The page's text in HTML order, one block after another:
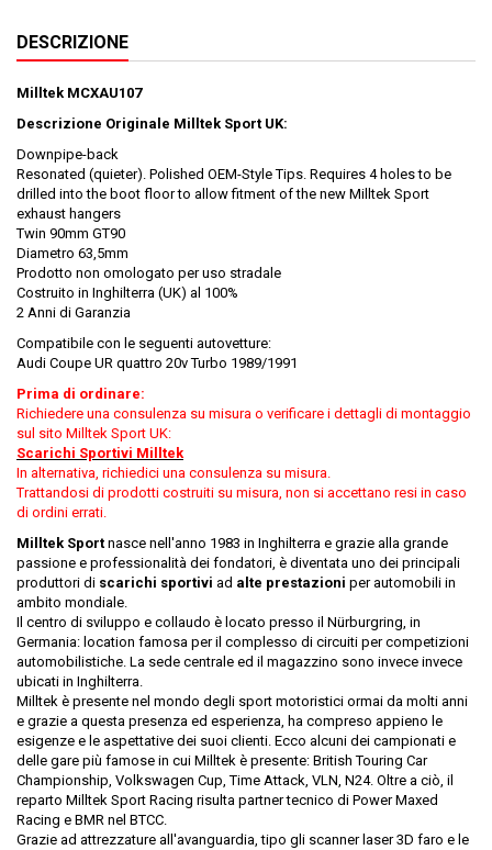
DESCRIZIONE
Milltek MCXAU107
Descrizione Originale Milltek Sport UK:
Downpipe-back
Resonated (quieter). Polished OEM-Style Tips. Requires 4 holes to be
drilled into the boot floor to allow fitment of the new Milltek Sport
exhaust hangers
Twin 90mm GT90
Diametro 63,5mm
Prodotto non omologato per uso stradale
Costruito in Inghilterra (UK) al 100%
2 Anni di Garanzia
Compatibile con le seguenti autovetture:
Audi Coupe UR quattro 20v Turbo 1989/1991
Prima di ordinare:
Richiedere una consulenza su misura o verificare i dettagli di montaggio
sul sito Milltek Sport UK:
Scarichi Sportivi Milltek
In alternativa, richiedici una consulenza su misura.
Trattandosi di prodotti costruiti su misura, non si accettano resi in caso
di ordini errati.
Milltek Sport nasce nell'anno 1983 in Inghilterra e grazie alla grande
passione e professionalità dei fondatori, è diventata uno dei principali
produttori di scarichi sportivi ad alte prestazioni per automobili in
ambito mondiale.
Il centro di sviluppo e collaudo è locato presso il Nürburgring, in
Germania: location famosa per il complesso di circuiti per competizioni
automobilistiche. La sede centrale ed il magazzino sono invece invece
ubicati in Inghilterra.
Milltek è presente nel mondo degli sport motoristici ormai da molti anni
e grazie a questa presenza ed esperienza, ha compreso appieno le
esigenze e le aspettative dei suoi clienti. Ecco alcuni dei campionati e
delle gare più famose in cui Milltek è presente: British Touring Car
Championship, Volkswagen Cup, Time Attack, VLN, N24. Oltre a ciò, il
reparto Milltek Sport Racing risulta partner tecnico di Power Maxed
Racing e BMR nel BTCC.
Grazie ad attrezzature all'avanguardia, tipo gli scanner laser 3D faro e le